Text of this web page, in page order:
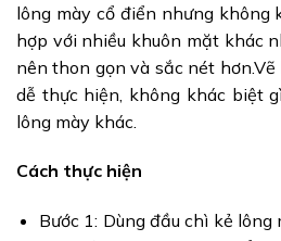
lông mày cổ điển nhưng không
hợp với nhiều khuôn mặt khác
nên thon gọn và sắc nét
dễ thực hiện, không khác biệt
lông mày khác.
Cách thực hiện
Bước 1: Dùng đầu chì kẻ